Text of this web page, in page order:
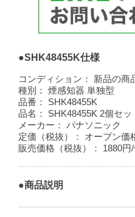
●SHK48455K仕様
コンディション：
新品の商
種別：
煙感知器 単独型
品番：
SHK48455K
品名：
SHK48455K 2個セッ
メーカー：
パナソニック
定価（税抜）：
オープン価
販売価格（税抜）：
1880円
●商品説明